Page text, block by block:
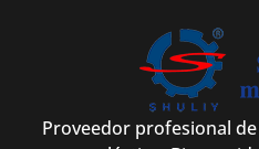
Proveedor profesional